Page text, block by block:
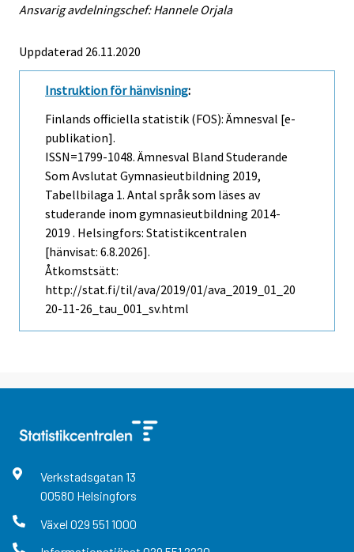
Ansvarig avdelningschef: Hannele Orjala
Uppdaterad 26.11.2020
Instruktion för hänvisning:
Finlands officiella statistik (FOS): Ämnesval [e-
publikation].
ISSN=1799-1048. Ämnesval Bland Studerande
Som Avslutat Gymnasieutbildning 2019,
Tabellbilaga 1. Antal språk som läses av
studerande inom gymnasieutbildning 2014-
2019 . Helsingfors: Statistikcentralen
[hänvisat: 6.8.2026].
Åtkomstsätt:
http://stat.fi/til/ava/2019/01/ava_2019_01_20
20-11-26_tau_001_sv.html
Verkstadsgatan 13
00580 Helsingfors
Växel 029 551 1000